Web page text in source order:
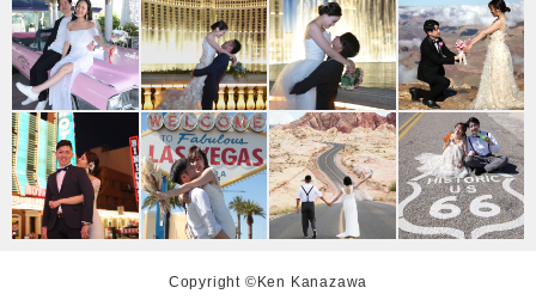
Copyright ©Ken Kanazawa